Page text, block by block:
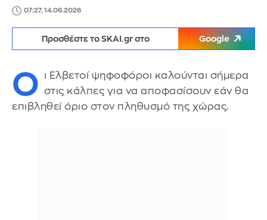
07:27, 14.06.2026
Προσθέστε το SKAI.gr στο Google
Ο
ι Ελβετοί ψηφοφόροι καλούνται σήμερα
στις κάλπες για να αποφασίσουν εάν θα
επιβληθεί όριο στον πληθυσμό της χώρας.